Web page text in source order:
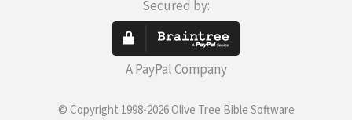
Secured by:
A PayPal Company
© Copyright 1998-2026 Olive Tree Bible Software